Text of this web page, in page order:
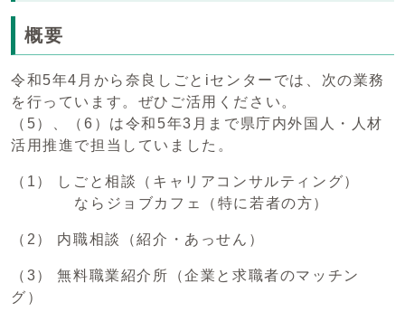
概要
令和5年4月から奈良しごとiセンターでは、次の業務
を行っています。ぜひご活用ください。
（5）、（6）は令和5年3月まで県庁内外国人・人材
活用推進で担当していました。
（1） しごと相談（キャリアコンサルティング）
ならジョブカフェ（特に若者の方）
（2） 内職相談（紹介・あっせん）
（3） 無料職業紹介所（企業と求職者のマッチン
グ）